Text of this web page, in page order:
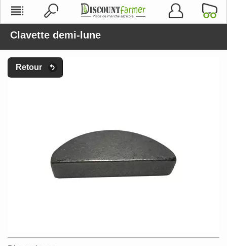
Clavette demi-lune
Retour